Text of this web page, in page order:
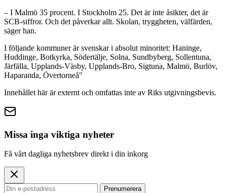
– I Malmö 35 procent. I Stockholm 25. Det är inte åsikter, det är
SCB-siffror. Och det påverkar allt. Skolan, tryggheten, välfärden,
säger han.
I följande kommuner är svenskar i absolut minoritet: Haninge,
Huddinge, Botkyrka, Södertälje, Solna, Sundbyberg, Sollentuna,
Järfälla, Upplands-Väsby, Upplands-Bro, Sigtuna, Malmö, Burlöv,
Haparanda, Övertorneå"
Innehållet här är externt och omfattas inte av Riks utgivningsbevis.
Missa inga viktiga nyheter
Få vårt dagliga nyhetsbrev direkt i din inkorg
Prenumerera